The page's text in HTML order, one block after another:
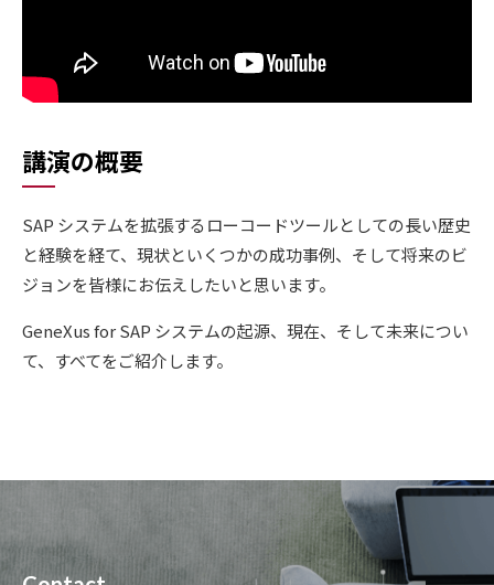
講演の概要
SAP システムを拡張するローコードツールとしての長い歴史
と経験を経て、現状といくつかの成功事例、そして将来のビ
ジョンを皆様にお伝えしたいと思います。
GeneXus for SAP システムの起源、現在、そして未来につい
て、すべてをご紹介します。